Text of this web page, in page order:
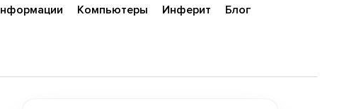
Компьютеры Инферит
Блог